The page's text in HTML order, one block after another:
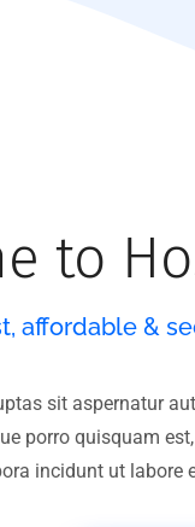
to
affordable &
sit aspernatur
porro quisquam
incidunt ut